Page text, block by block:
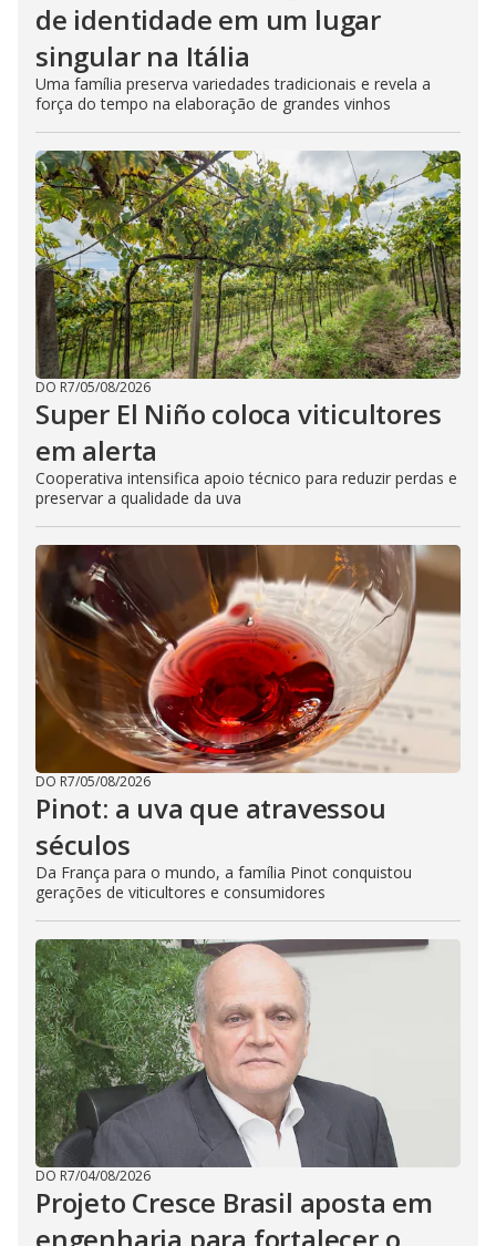
de identidade em um lugar
singular na Itália
Uma família preserva variedades tradicionais e revela a
força do tempo na elaboração de grandes vinhos
DO R7/05/08/2026
Super El Niño coloca viticultores
em alerta
Cooperativa intensifica apoio técnico para reduzir perdas e
preservar a qualidade da uva
DO R7/05/08/2026
Pinot: a uva que atravessou
séculos
Da França para o mundo, a família Pinot conquistou
gerações de viticultores e consumidores
DO R7/04/08/2026
Projeto Cresce Brasil aposta em
engenharia para fortalecer o